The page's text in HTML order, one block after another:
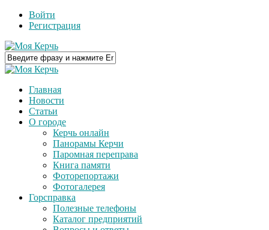
Войти
Регистрация
Главная
Новости
Статьи
О городе
Керчь онлайн
Панорамы Керчи
Паромная переправа
Книга памяти
Фоторепортажи
Фотогалерея
Горсправка
Полезные телефоны
Каталог предприятий